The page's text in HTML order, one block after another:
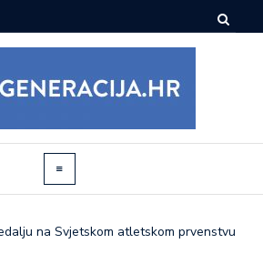
na Svjetskom atletskom prvenstvu